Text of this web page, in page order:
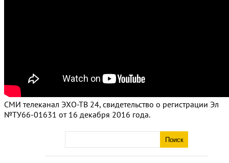
СМИ телеканал ЭХО-ТВ 24, свидетельство о регистрации Эл
№ТУ66-01631 от 16 декабря 2016 года.